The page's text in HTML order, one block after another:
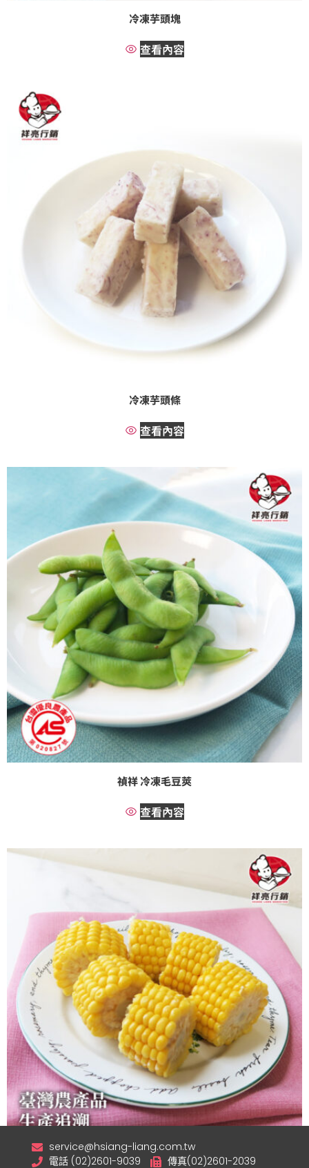
冷凍芋頭塊
查看內容
冷凍芋頭條
查看內容
禎祥 冷凍毛豆莢
查看內容
冷凍玉米塊
service@hsiang-liang.com.tw
電話 (02)2601-9039
傳真(02)2601-2039